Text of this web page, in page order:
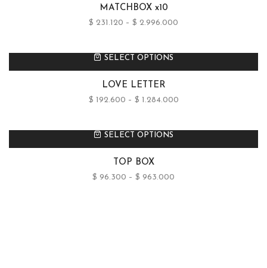
MATCHBOX x10
$ 231.120 – $ 2.996.000
SELECT OPTIONS
LOVE LETTER
$ 192.600 – $ 1.284.000
SELECT OPTIONS
TOP BOX
$ 96.300 – $ 963.000